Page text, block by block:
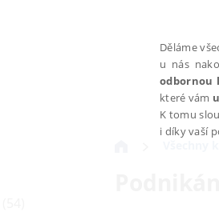
Děláme
u nás
odbornou
které vám
K tomu
i díky vaší